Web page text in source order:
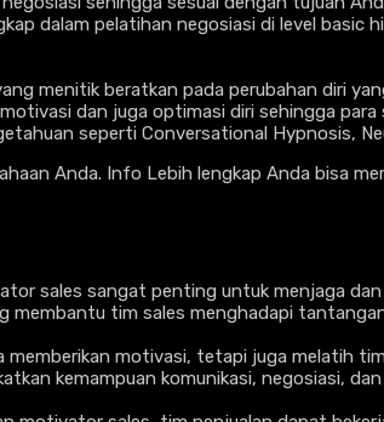
dalam pelatihan negosiasi di level basic
menitik beratkan pada perubahan diri
dan juga optimasi diri sehingga
seperti Conversational Hypnosis,
Anda. Info Lebih lengkap Anda bisa
sales sangat penting untuk menjaga
tim sales menghadapi
motivasi, tetapi juga melatih
kemampuan komunikasi, negosiasi,